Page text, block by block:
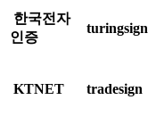
한국전자
인증
turingsign
KTNET tradesign